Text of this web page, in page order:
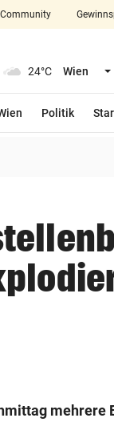
Schließen
Community
24°C Wien
Politik
mehrere